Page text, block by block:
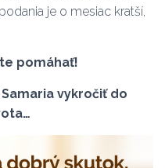
je o mesiac kratší,
pomáhať!
vykročiť do